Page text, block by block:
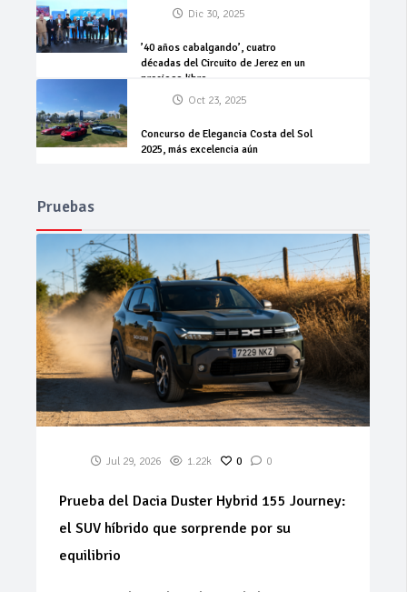
Dic 30, 2025
’40 años cabalgando’, cuatro
décadas del Circuito de Jerez en un
precioso libro
Oct 23, 2025
Concurso de Elegancia Costa del Sol
2025, más excelencia aún
Pruebas
Jul 29, 2026 1.22k 0 0
Prueba del Dacia Duster Hybrid 155 Journey:
el SUV híbrido que sorprende por su
equilibrio